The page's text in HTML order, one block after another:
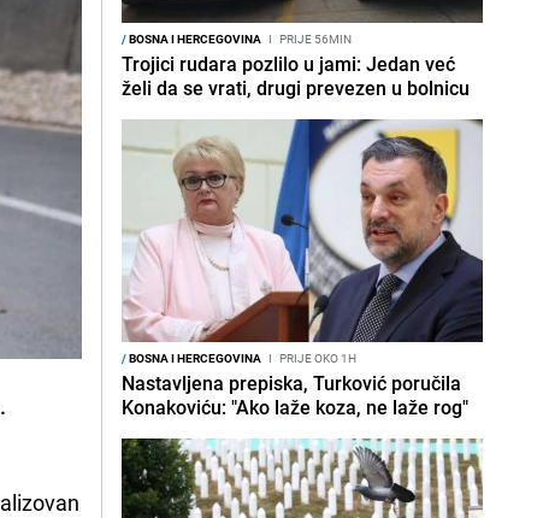
/BOSNA I HERCEGOVINA I PRIJE 56MIN
Trojici rudara pozlilo u jami: Jedan već
želi da se vrati, drugi prevezen u bolnicu
/BOSNA I HERCEGOVINA I PRIJE OKO 1H
Nastavljena prepiska, Turković poručila
Konakoviću: "Ako laže koza, ne laže rog"